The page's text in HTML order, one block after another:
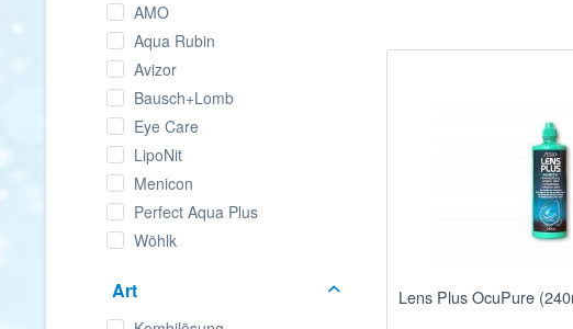
AMO
Aqua Rubin
Avizor
Bausch+Lomb
Eye Care
LipoNit
Menicon
Perfect Aqua Plus
Wöhlk
Art Lens Plus OcuPure